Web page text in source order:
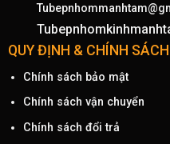
QUY ĐỊNH & CHÍNH SÁCH
Chính sách bảo mật
Chính sách vận chuyển
Chính sách đổi trả